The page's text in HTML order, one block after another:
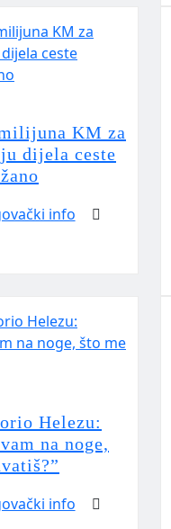
KM za
dijela ceste
info
Helezu:
na noge,
info